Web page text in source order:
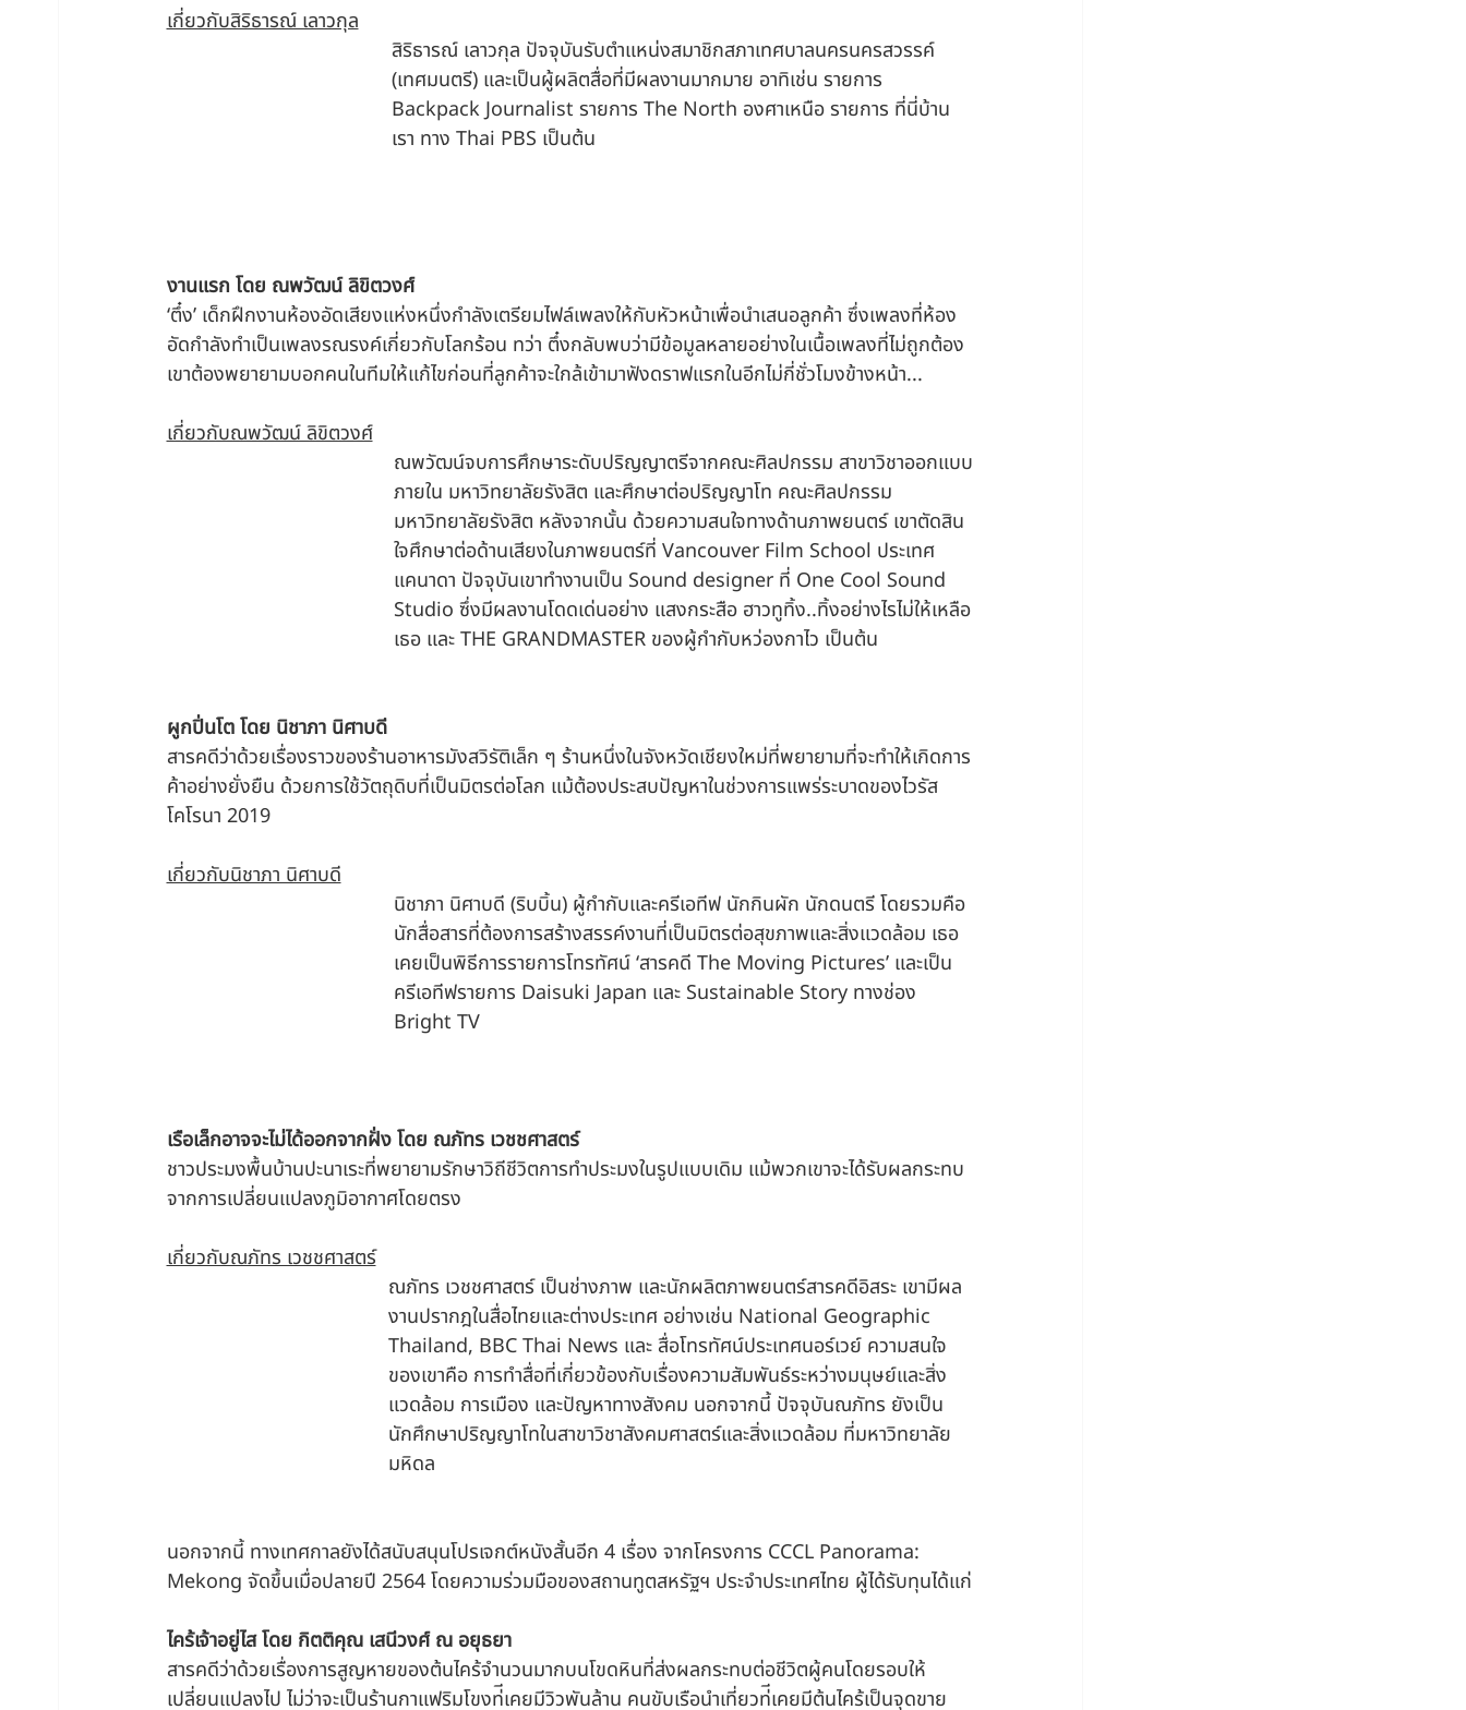
เกี่ยวกับสิริธารณ์ เลาวกุล
สิริธารณ์ เลาวกุล ปัจจุบันรับตำแหน่งสมาชิกสภาเทศบาลนครนครสวรรค์
(เทศมนตรี) และเป็นผู้ผลิตสื่อที่มีผลงานมากมาย อาทิเช่น รายการ
Backpack Journalist รายการ The North องศาเหนือ รายการ ที่นี่บ้าน
เรา ทาง Thai PBS เป็นต้น
งานแรก โดย ณพวัฒน์ ลิขิตวงศ์
‘ตึ๋ง’ เด็กฝึกงานห้องอัดเสียงแห่งหนึ่งกำลังเตรียมไฟล์เพลงให้กับหัวหน้าเพื่อนำเสนอลูกค้า ซึ่งเพลงที่ห้อง
อัดกำลังทำเป็นเพลงรณรงค์เกี่ยวกับโลกร้อน ทว่า ตึ๋งกลับพบว่ามีข้อมูลหลายอย่างในเนื้อเพลงที่ไม่ถูกต้อง
เขาต้องพยายามบอกคนในทีมให้แก้ไขก่อนที่ลูกค้าจะใกล้เข้ามาฟังดราฟแรกในอีกไม่กี่ชั่วโมงข้างหน้า...
เกี่ยวกับณพวัฒน์ ลิขิตวงศ์
ณพวัฒน์จบการศึกษาระดับปริญญาตรีจากคณะศิลปกรรม สาขาวิชาออกแบบ
ภายใน มหาวิทยาลัยรังสิต และศึกษาต่อปริญญาโท คณะศิลปกรรม
มหาวิทยาลัยรังสิต หลังจากนั้น ด้วยความสนใจทางด้านภาพยนตร์ เขาตัดสิน
ใจศึกษาต่อด้านเสียงในภาพยนตร์ที่ Vancouver Film School ประเทศ
แคนาดา ปัจจุบันเขาทำงานเป็น Sound designer ที่ One Cool Sound
Studio ซึ่งมีผลงานโดดเด่นอย่าง แสงกระสือ ฮาวทูทิ้ง..ทิ้งอย่างไรไม่ให้เหลือ
เธอ และ THE GRANDMASTER ของผู้กำกับหว่องกาไว เป็นต้น
ผูกปิ่นโต โดย นิชาภา นิศาบดี
สารคดีว่าด้วยเรื่องราวของร้านอาหารมังสวิรัติเล็ก ๆ ร้านหนึ่งในจังหวัดเชียงใหม่ที่พยายามที่จะทำให้เกิดการ
ค้าอย่างยั่งยืน ด้วยการใช้วัตถุดิบที่เป็นมิตรต่อโลก แม้ต้องประสบปัญหาในช่วงการแพร่ระบาดของไวรัส
โคโรนา 2019
เกี่ยวกับนิชาภา นิศาบดี
นิชาภา นิศาบดี (ริบบิ้น) ผู้กำกับและครีเอทีฟ นักกินผัก นักดนตรี โดยรวมคือ
นักสื่อสารที่ต้องการสร้างสรรค์งานที่เป็นมิตรต่อสุขภาพและสิ่งแวดล้อม เธอ
เคยเป็นพิธีการรายการโทรทัศน์ ‘สารคดี The Moving Pictures’ และเป็น
ครีเอทีฟรายการ Daisuki Japan และ Sustainable Story ทางช่อง
Bright TV
เรือเล็กอาจจะไม่ได้ออกจากฝั่ง โดย ณภัทร เวชชศาสตร์
ชาวประมงพื้นบ้านปะนาเระที่พยายามรักษาวิถีชีวิตการทำประมงในรูปแบบเดิม แม้พวกเขาจะได้รับผลกระทบ
จากการเปลี่ยนแปลงภูมิอากาศโดยตรง
เกี่ยวกับณภัทร เวชชศาสตร์
ณภัทร เวชชศาสตร์ เป็นช่างภาพ และนักผลิตภาพยนตร์สารคดีอิสระ เขามีผล
งานปรากฎในสื่อไทยและต่างประเทศ อย่างเช่น National Geographic
Thailand, BBC Thai News และ สื่อโทรทัศน์ประเทศนอร์เวย์ ความสนใจ
ของเขาคือ การทำสื่อที่เกี่ยวข้องกับเรื่องความสัมพันธ์ระหว่างมนุษย์และสิ่ง
แวดล้อม การเมือง และปัญหาทางสังคม นอกจากนี้ ปัจจุบันณภัทร ยังเป็น
นักศึกษาปริญญาโทในสาขาวิชาสังคมศาสตร์และสิ่งแวดล้อม ที่มหาวิทยาลัย
มหิดล
นอกจากนี้ ทางเทศกาลยังได้สนับสนุนโปรเจกต์หนังสั้นอีก 4 เรื่อง จากโครงการ CCCL Panorama:
Mekong จัดขึ้นเมื่อปลายปี 2564 โดยความร่วมมือของสถานทูตสหรัฐฯ ประจำประเทศไทย ผู้ได้รับทุนได้แก่
ไคร้เจ้าอยู่ไส โดย กิตติคุณ เสนีวงศ์ ณ อยุธยา
สารคดีว่าด้วยเรื่องการสูญหายของต้นไคร้จํานวนมากบนโขดหินที่ส่งผลกระทบต่อชีวิตผู้คนโดยรอบให้
เปลี่ยนแปลงไป ไม่ว่าจะเป็นร้านกาแฟริมโขงท่ีเคยมีวิวพันล้าน คนขับเรือนําเที่ยวท่ีเคยมีต้นไคร้เป็นจุดขาย